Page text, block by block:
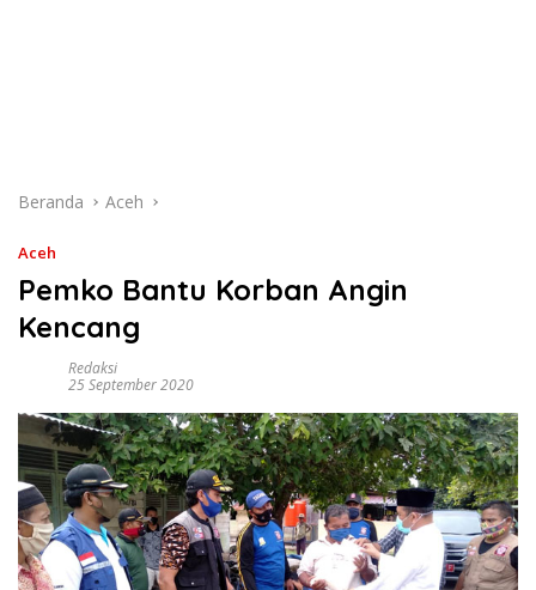
Beranda Aceh
Aceh
Pemko Bantu Korban Angin
Kencang
Redaksi
25 September 2020